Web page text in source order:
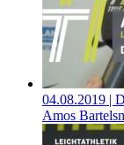
04.08.2019 |
Amos